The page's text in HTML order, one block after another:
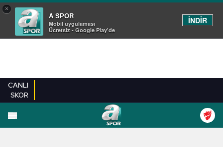
×
A SPOR
Mobil uygulaması
Ücretsiz - Google Play'de
İNDİR
CANLI
SKOR
FUTBOL